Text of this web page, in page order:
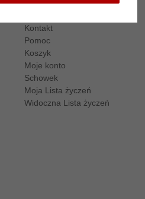
Usługi
Kontakt
Pomoc
Koszyk
Moje konto
Schowek
Moja Lista życzeń
Widoczna Lista życzeń